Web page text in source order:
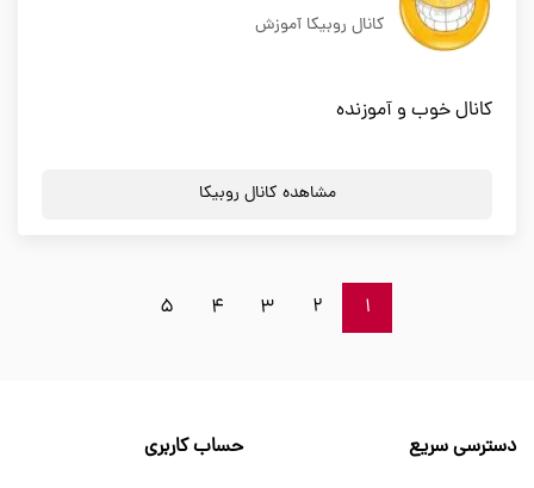
کانال روبیکا آموزش
کانال خوب و آموزنده
مشاهده کانال روبیکا
1
2
3
4
5
دسترسی سریع
حساب کاربری